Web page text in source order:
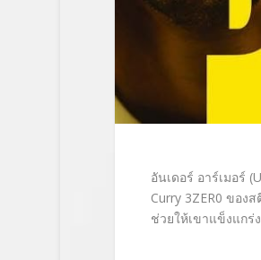
อันเดอร์ อาร์เมอร์
Curry 3ZER0 ของ
ช่วยให้เขาแข็งแก